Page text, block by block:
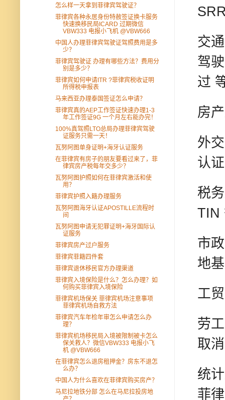
交
驾
过
房
外
认
税
TIN
市
地
工
劳
取
统
菲
怎么样一天拿到菲律宾驾驶证？
菲律宾各种永居身份特赦签证换卡服务
快速换移民局ICARD 过期微信
VBW333 电报小飞机 @VBW666
中国人办理菲律宾驾驶证驾照费用是多
少？
菲律宾驾驶证 办理有哪些方法？费用分
别是多少？
菲律宾如何申请ITR ?菲律宾税收证明
所得税申报表
马来西亚办理泰国签证怎么申请？
菲律宾真的AEP工作签证快速办理1-3
年工作签证9G 一个月左右能办完！
100%真驾照LTO总局办理菲律宾驾驶
证服务只需一天！
瓦努阿图单身证明+海牙认证服务
在菲律宾有房子的朋友要看过来了，菲
律宾房产税每年交多少？
瓦努阿图护照如何在菲律宾激活和使
用？
菲律宾护照入籍办理服务
瓦努阿图海牙认证APOSTILLE流程时
间
瓦努阿图申请无犯罪证明+海牙国际认
证服务
菲律宾房产过户服务
菲律宾菲籍四件套
菲律宾退休移民官方办理渠道
菲律宾入境保险是什么？怎么办理？如
何购买菲律宾入境保险
菲律宾机场保关 菲律宾机场注意事项
菲律宾机场自救方法
菲律宾汽车年检年审怎么申请怎么办
理？
菲律宾机场移民局入境被限制被卡怎么
保关救人？微信VBW333 电报小飞
机 @VBW666
在菲律宾怎么退房租押金？房东不退怎
么办？
中国人为什么喜欢在菲律宾购买房产？
马尼拉地铁分部 怎么在马尼拉投房地